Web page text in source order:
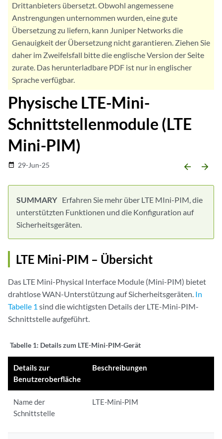
Drittanbieters übersetzt. Obwohl angemessene
Anstrengungen unternommen wurden, eine gute
Übersetzung zu liefern, kann Juniper Networks die
Genauigkeit der Übersetzung nicht garantieren. Ziehen Sie
daher im Zweifelsfall bitte die englische Version der Seite
zurate. Das herunterladbare PDF ist nur in englischer
Sprache verfügbar.
Physische LTE-Mini-
Schnittstellenmodule (LTE
Mini-PIM)
date_range 29-Jun-25 arrow_backward arrow_forward
Erfahren Sie mehr über LTE MIni-PIM, die
unterstützten Funktionen und die Konfiguration auf
Sicherheitsgeräten.
LTE Mini-PIM – Übersicht
Das LTE Mini-Physical Interface Module (Mini-PIM) bietet
drahtlose WAN-Unterstützung auf Sicherheitsgeräten. In
Tabelle 1 sind die wichtigsten Details der LTE-Mini-PIM-
Schnittstelle aufgeführt.
Tabelle 1: Details zum LTE-Mini-PIM-Gerät
Details zur
Benutzeroberfläche
Beschreibungen
Name der
Schnittstelle
LTE-Mini-PIM